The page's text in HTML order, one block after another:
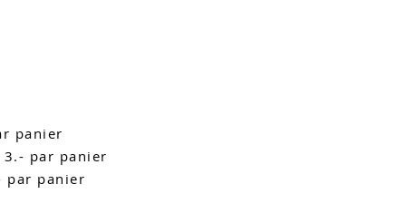
panier
par panier
par panier